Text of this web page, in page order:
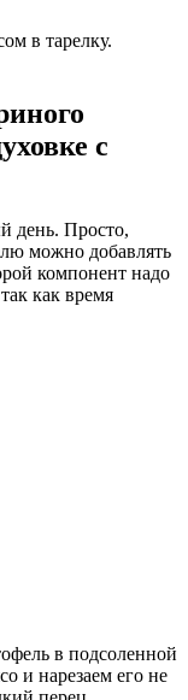
в тарелку.
с
день. Просто,
можно добавлять
компонент надо
как время
в подсоленной
и нарезаем его не